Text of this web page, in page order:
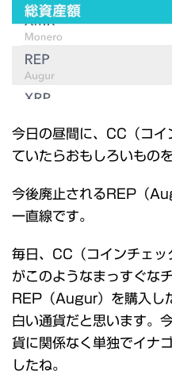
今日の昼間に、CC（コ
ていたらおもしろいもの
今後廃止されるREP（
一直線です。
毎日、CC（コインチェ
がこのようなまっすぐな
REP（Augur）を購入し
白い通貨だと思います。
貨に関係なく単独でイナ
したね。